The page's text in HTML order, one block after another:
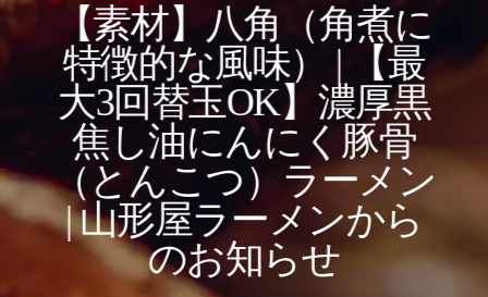
【素材】八角（角煮に
特徴的な風味） | 【最
大3回替玉OK】濃厚黒
焦し油にんにく豚骨
（とんこつ）ラーメン
| 山形屋ラーメンから
のお知らせ